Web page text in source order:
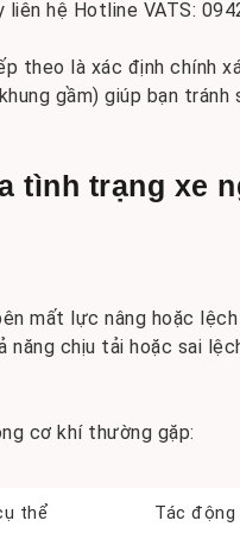
liên hệ Hotline VATS:
theo là xác định chính
gầm) giúp bạn
tình trạng xe
mất lực nâng hoặc
năng chịu tải hoặc sai
cơ khí thường gặp:
thể Tác động